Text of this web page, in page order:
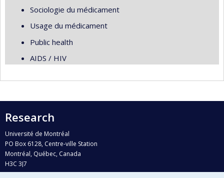
Sociologie du médicament
Usage du médicament
Public health
AIDS / HIV
Research
Université de Montréal
PO Box 6128, Centre-ville Station
Montréal, Québec, Canada
H3C 3J7